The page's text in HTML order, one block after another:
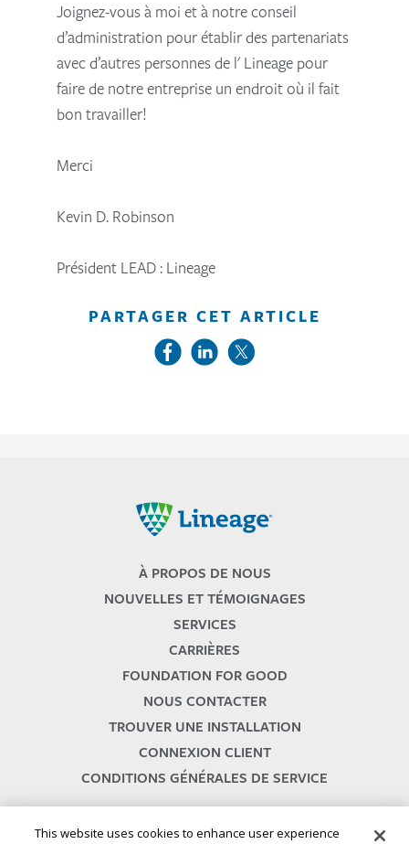
Joignez-vous à moi et à notre conseil
d’administration pour établir des partenariats
avec d’autres personnes de l' Lineage pour
faire de notre entreprise un endroit où il fait
bon travailler!
Merci
Kevin D. Robinson
Président LEAD : Lineage
PARTAGER CET ARTICLE
À PROPOS DE NOUS
NOUVELLES ET TÉMOIGNAGES
SERVICES
CARRIÈRES
FOUNDATION FOR GOOD
NOUS CONTACTER
TROUVER UNE INSTALLATION
CONNEXION CLIENT
CONDITIONS GÉNÉRALES DE SERVICE
This website uses cookies to enhance user experience